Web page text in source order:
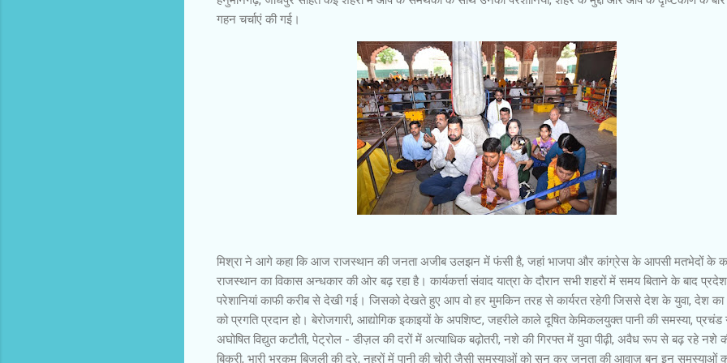
गहन चर्चाएं की गई।
मिश्रा ने आगे कहा कि आज राजस्थान की जनता अजीब उलझन में फंसी है, जहां भाजपा और कांग्रेस के आपसी मतभेदों के
राजस्थान का विकास अन्धकार की ओर बढ़ रहा है। कार्यकर्त्ता संवाद यात्रा के दौरान सभी शहरों में समय बिताने के बाद
परेशानियां काफी करीब से देखी गई। जिसको देखते हुए आप वो हर मुमकिन तरह से कार्यरत रहेगी जिससे देश के युवा, देश का
को प्रगति प्रदान हो। बेरोजगारी, आद्योगिक इकाइयों के अपशिष्ट, जहरीले काले दूषित केमिकलयुक्त पानी की समस्या, प्रचंड
अघोषित विद्युत कटौती, पेट्रोल - डीज़ल की दरों में अत्याधिक बढ़ोतरी, नशे की गिरफ्त में युवा पीढ़ी, अवैध रूप से बढ़ रहे नशे
बिक्री, भारी भरकम बिजली की दरे, नहरों में पानी की चोरी जैसी समस्याओं को सुन कर जनता की आवाज़ बन इन समस्याओं